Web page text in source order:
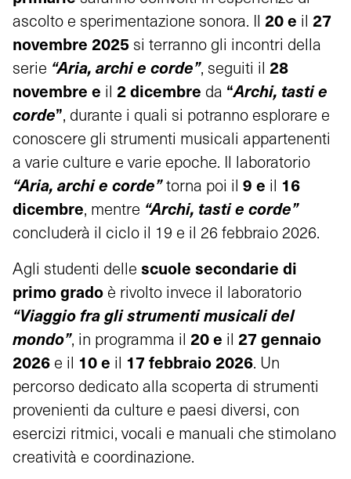
ascolto e sperimentazione sonora. Il 20 e il 27
novembre 2025 si terranno gli incontri della
serie “Aria, archi e corde”, seguiti il 28
novembre e il 2 dicembre da “Archi, tasti e
corde”, durante i quali si potranno esplorare e
conoscere gli strumenti musicali appartenenti
a varie culture e varie epoche. Il laboratorio
“Aria, archi e corde”torna poi il 9 e il 16
dicembre, mentre “Archi, tasti e corde”
concluderà il ciclo il 19 e il 26 febbraio 2026.
Agli studenti delle scuole secondarie di
primo grado è rivolto invece il laboratorio
“Viaggio fra gli strumenti musicali del
mondo”, in programma il 20 e il 27 gennaio
2026 e il 10 e il 17 febbraio 2026. Un
percorso dedicato alla scoperta di strumenti
provenienti da culture e paesi diversi, con
esercizi ritmici, vocali e manuali che stimolano
creatività e coordinazione.